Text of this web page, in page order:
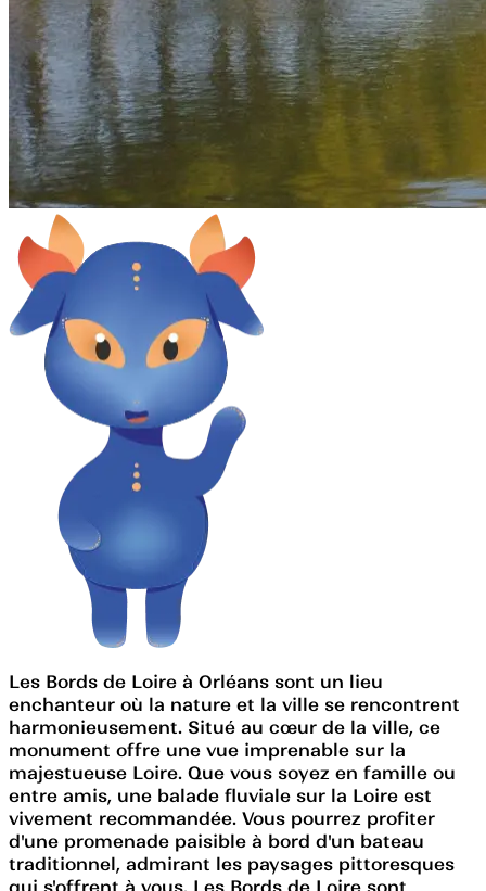
Les Bords de Loire à Orléans sont un lieu
enchanteur où la nature et la ville se rencontrent
harmonieusement. Situé au cœur de la ville, ce
monument offre une vue imprenable sur la
majestueuse Loire. Que vous soyez en famille ou
entre amis, une balade fluviale sur la Loire est
vivement recommandée. Vous pourrez profiter
d'une promenade paisible à bord d'un bateau
traditionnel, admirant les paysages pittoresques
qui s'offrent à vous. Les Bords de Loire sont